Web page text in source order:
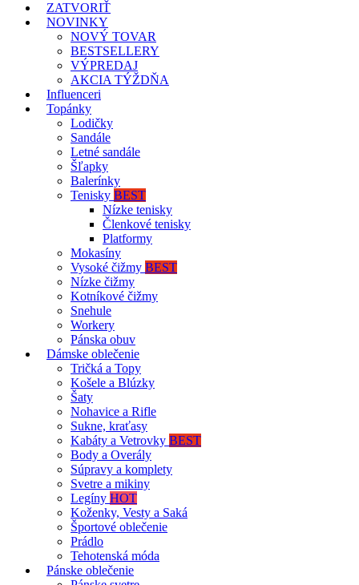
ZATVORIŤ
NOVINKY
NOVÝ TOVAR
BESTSELLERY
VÝPREDAJ
AKCIA TÝŽDŇA
Influenceri
Topánky
Lodičky
Sandále
Letné sandále
Šľapky
Balerínky
Tenisky BEST
Nízke tenisky
Členkové tenisky
Platformy
Mokasíny
Vysoké čižmy BEST
Nízke čižmy
Kotníkové čižmy
Snehule
Workery
Pánska obuv
Dámske oblečenie
Tričká a Topy
Košele a Blúzky
Šaty
Nohavice a Rifle
Sukne, kraťasy
Kabáty a Vetrovky BEST
Body a Overály
Súpravy a komplety
Svetre a mikiny
Legíny HOT
Koženky, Vesty a Saká
Športové oblečenie
Prádlo
Tehotenská móda
Pánske oblečenie